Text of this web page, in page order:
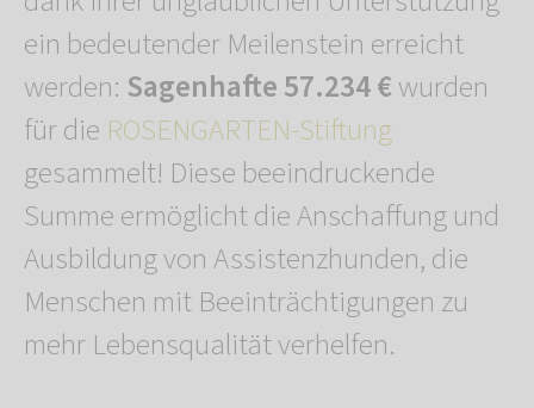
ein bedeutender Meilenstein erreicht
werden: Sagenhafte 57.234 €wurden
für die ROSENGARTEN-Stiftung
gesammelt! Diese beeindruckende
Summe ermöglicht die Anschaffung und
Ausbildung von Assistenzhunden, die
Menschen mit Beeinträchtigungen zu
mehr Lebensqualität verhelfen.